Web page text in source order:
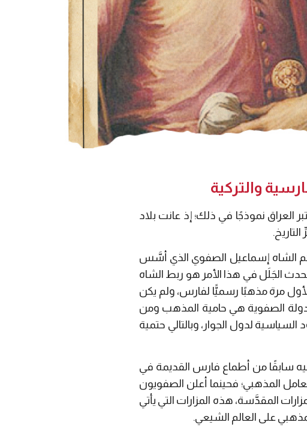
والتركية
العراق نموذجًا في ذلك؛ إذ عانت بلاد
الشاه إسماعيل الصفوي الذي أسَّس
الجَلَل في هذا الأمر هو ربط الشاه
مرة مذهبًا رسميًّا لفارس، ولم يكن
الصفوية هي حامية المذهب ومن
لدول الجوار، وبالتالي حتمية
سابقًا من أطماع فارس القديمة في
المذهبي؛ فحينما أعلن الصفويون
المقدَّسة، هذه المزارات التي يأتي
على العالم الشيعي.